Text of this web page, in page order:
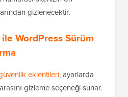
sitenizin ön
gizlenecektir.
WordPress Sürüm